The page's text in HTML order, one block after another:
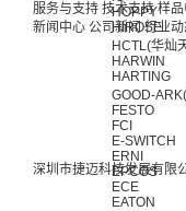
HOPPY
HIROSE
HCTL(华灿
HARWIN
HARTING
GOOD-
FESTO
FCI
E-SWITCH
ERNI
EPCOS
ECE
EATON
服务与支持 技术支持 样
新闻中心 公司新闻 行业
深圳市捷迈科技发展有限